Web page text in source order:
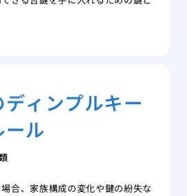
ィンプルキー
ル
合、家族構成の変化や鍵の紛失な